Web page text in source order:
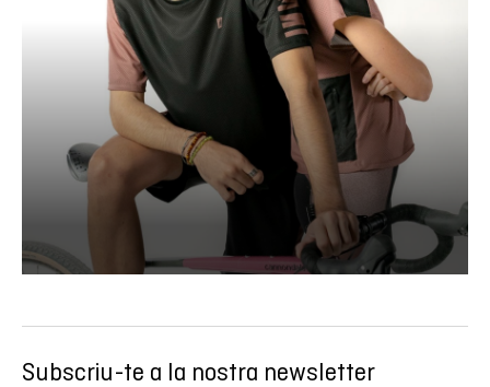
Subscriu-te a la nostra newsletter